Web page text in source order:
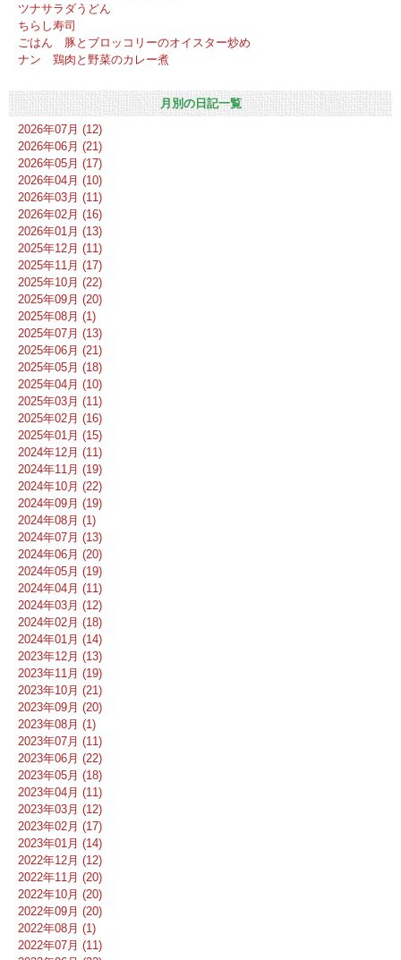
ツナサラダうどん
ちらし寿司
ごはん 豚とブロッコリーのオイスター炒め
ナン 鶏肉と野菜のカレー煮
月別の日記一覧
2026年07月 (12)
2026年06月 (21)
2026年05月 (17)
2026年04月 (10)
2026年03月 (11)
2026年02月 (16)
2026年01月 (13)
2025年12月 (11)
2025年11月 (17)
2025年10月 (22)
2025年09月 (20)
2025年08月 (1)
2025年07月 (13)
2025年06月 (21)
2025年05月 (18)
2025年04月 (10)
2025年03月 (11)
2025年02月 (16)
2025年01月 (15)
2024年12月 (11)
2024年11月 (19)
2024年10月 (22)
2024年09月 (19)
2024年08月 (1)
2024年07月 (13)
2024年06月 (20)
2024年05月 (19)
2024年04月 (11)
2024年03月 (12)
2024年02月 (18)
2024年01月 (14)
2023年12月 (13)
2023年11月 (19)
2023年10月 (21)
2023年09月 (20)
2023年08月 (1)
2023年07月 (11)
2023年06月 (22)
2023年05月 (18)
2023年04月 (11)
2023年03月 (12)
2023年02月 (17)
2023年01月 (14)
2022年12月 (12)
2022年11月 (20)
2022年10月 (20)
2022年09月 (20)
2022年08月 (1)
2022年07月 (11)